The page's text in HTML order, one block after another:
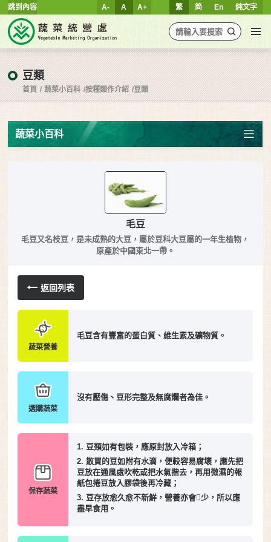
跳到內容 繁 简 En 純文字
A- A A+
豆類
首頁 蔬菜小百科 按種類作介紹 豆類
蔬菜小百科
毛豆
毛豆又名枝豆，是未成熟的大豆，屬於豆科大豆屬的一年生植物，
原產於中國東北一帶。
返回列表
蔬菜營養
毛豆含有豐富的蛋白質、維生素及礦物質。
選購蔬菜
沒有壓傷、豆形完整及無腐爛者為佳。
保存蔬菜
1. 豆類如有包裝，應原封放入冷箱；
2. 散買的豆如附有水滴，便較容易腐壞，應先把
豆放在通風處吹乾或把水氣揩去，再用微濕的報
紙包捲豆放入膠袋後再冷藏；
3. 豆存放愈久愈不新鮮，營養亦會少，所以應
盡早食用。